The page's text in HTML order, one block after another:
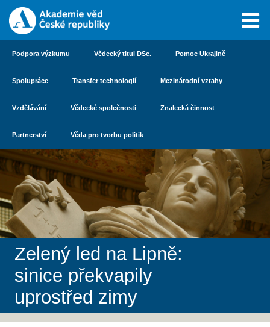
Podpora výzkumu Vědecký titul DSc. Pomoc Ukrajině
Spolupráce Transfer technologií Mezinárodní vztahy
Vzdělávání Vědecké společnosti Znalecká činnost
Partnerství Věda pro tvorbu politik
Zelený led na Lipně:
sinice překvapily
uprostřed zimy